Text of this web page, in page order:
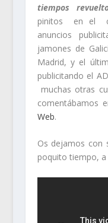
tiempos
pinitos en el
anuncios
jamones de
Madrid, y el
publicitando el
muchas otras
comentábamos
Web.
Os dejamos con
poquito tiempo,